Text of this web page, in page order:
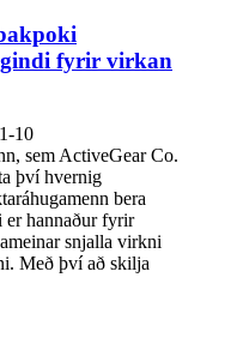
fyrir virkan
10
sem ActiveGear Co.
því hvernig
bera
er hannaður fyrir
snjalla virkni
Með því að skilja